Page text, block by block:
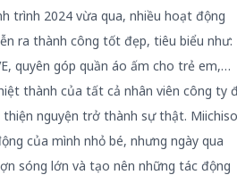
trình 2024 vừa qua, nhiều hoạt động
ra thành công tốt đẹp, tiêu biểu như:
quyên góp quần áo ấm cho trẻ em,…
thành của tất cả nhân viên công ty
thiện nguyện trở thành sự thật.
của mình nhỏ bé, nhưng ngày qua
sóng lớn và tạo nên những tác động